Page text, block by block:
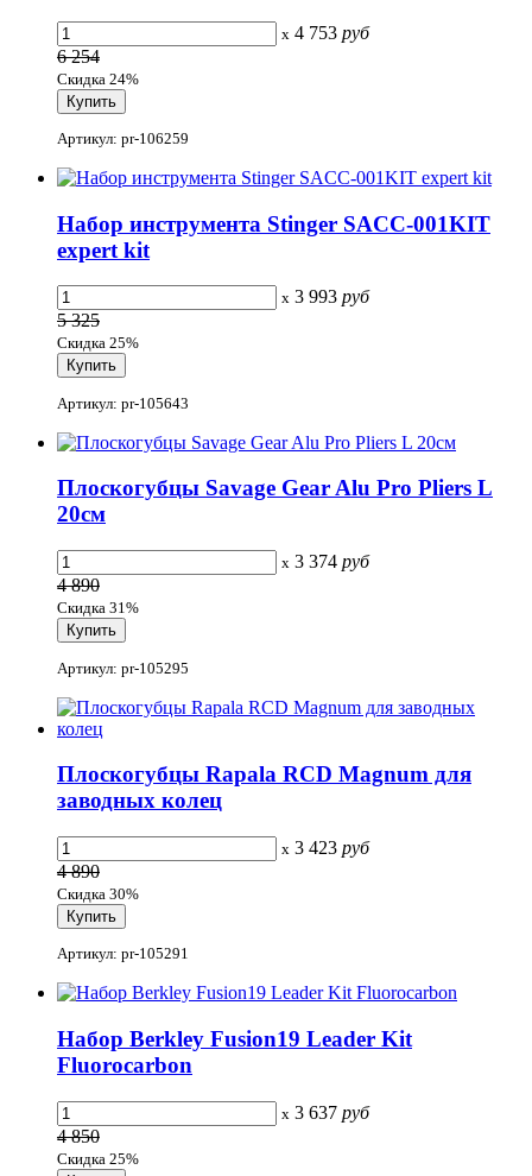
x 4 753 руб
6 254
Скидка 24%
Артикул: pr-106259
Набор инструмента Stinger SACC-001KIT
expert kit
x 3 993 руб
5 325
Скидка 25%
Артикул: pr-105643
Плоскогубцы Savage Gear Alu Pro Pliers L
20см
x 3 374 руб
4 890
Скидка 31%
Артикул: pr-105295
Плоскогубцы Rapala RCD Magnum для
заводных колец
x 3 423 руб
4 890
Скидка 30%
Артикул: pr-105291
Набор Berkley Fusion19 Leader Kit
Fluorocarbon
x 3 637 руб
4 850
Скидка 25%